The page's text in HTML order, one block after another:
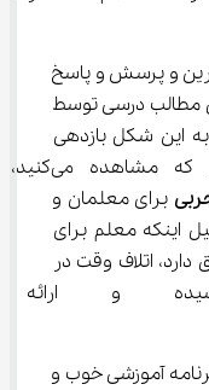
و پرسش و پاسخ
کامل مطالب درسی توسط
به این شکل بازدهی
مشاهده می‌کنید،
برای معلمان و
اینکه معلم برای
اتلاف وقت در
و ارائه
یک برنامه آموزشی خوب و